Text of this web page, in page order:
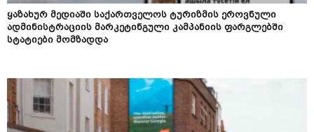
ყაზახურ მედიაში საქართველოს ტურიზმის ეროვნული
ადმინისტრაციის მარკეტინგული კამპანიის ფარგლებში
სტატიები მომზადდა